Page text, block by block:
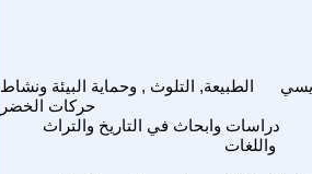
الطبيعة, التلوث , وحماية البيئة ونشاط
حركات الخضر
دراسات وابحاث في التاريخ والتراث
واللغات